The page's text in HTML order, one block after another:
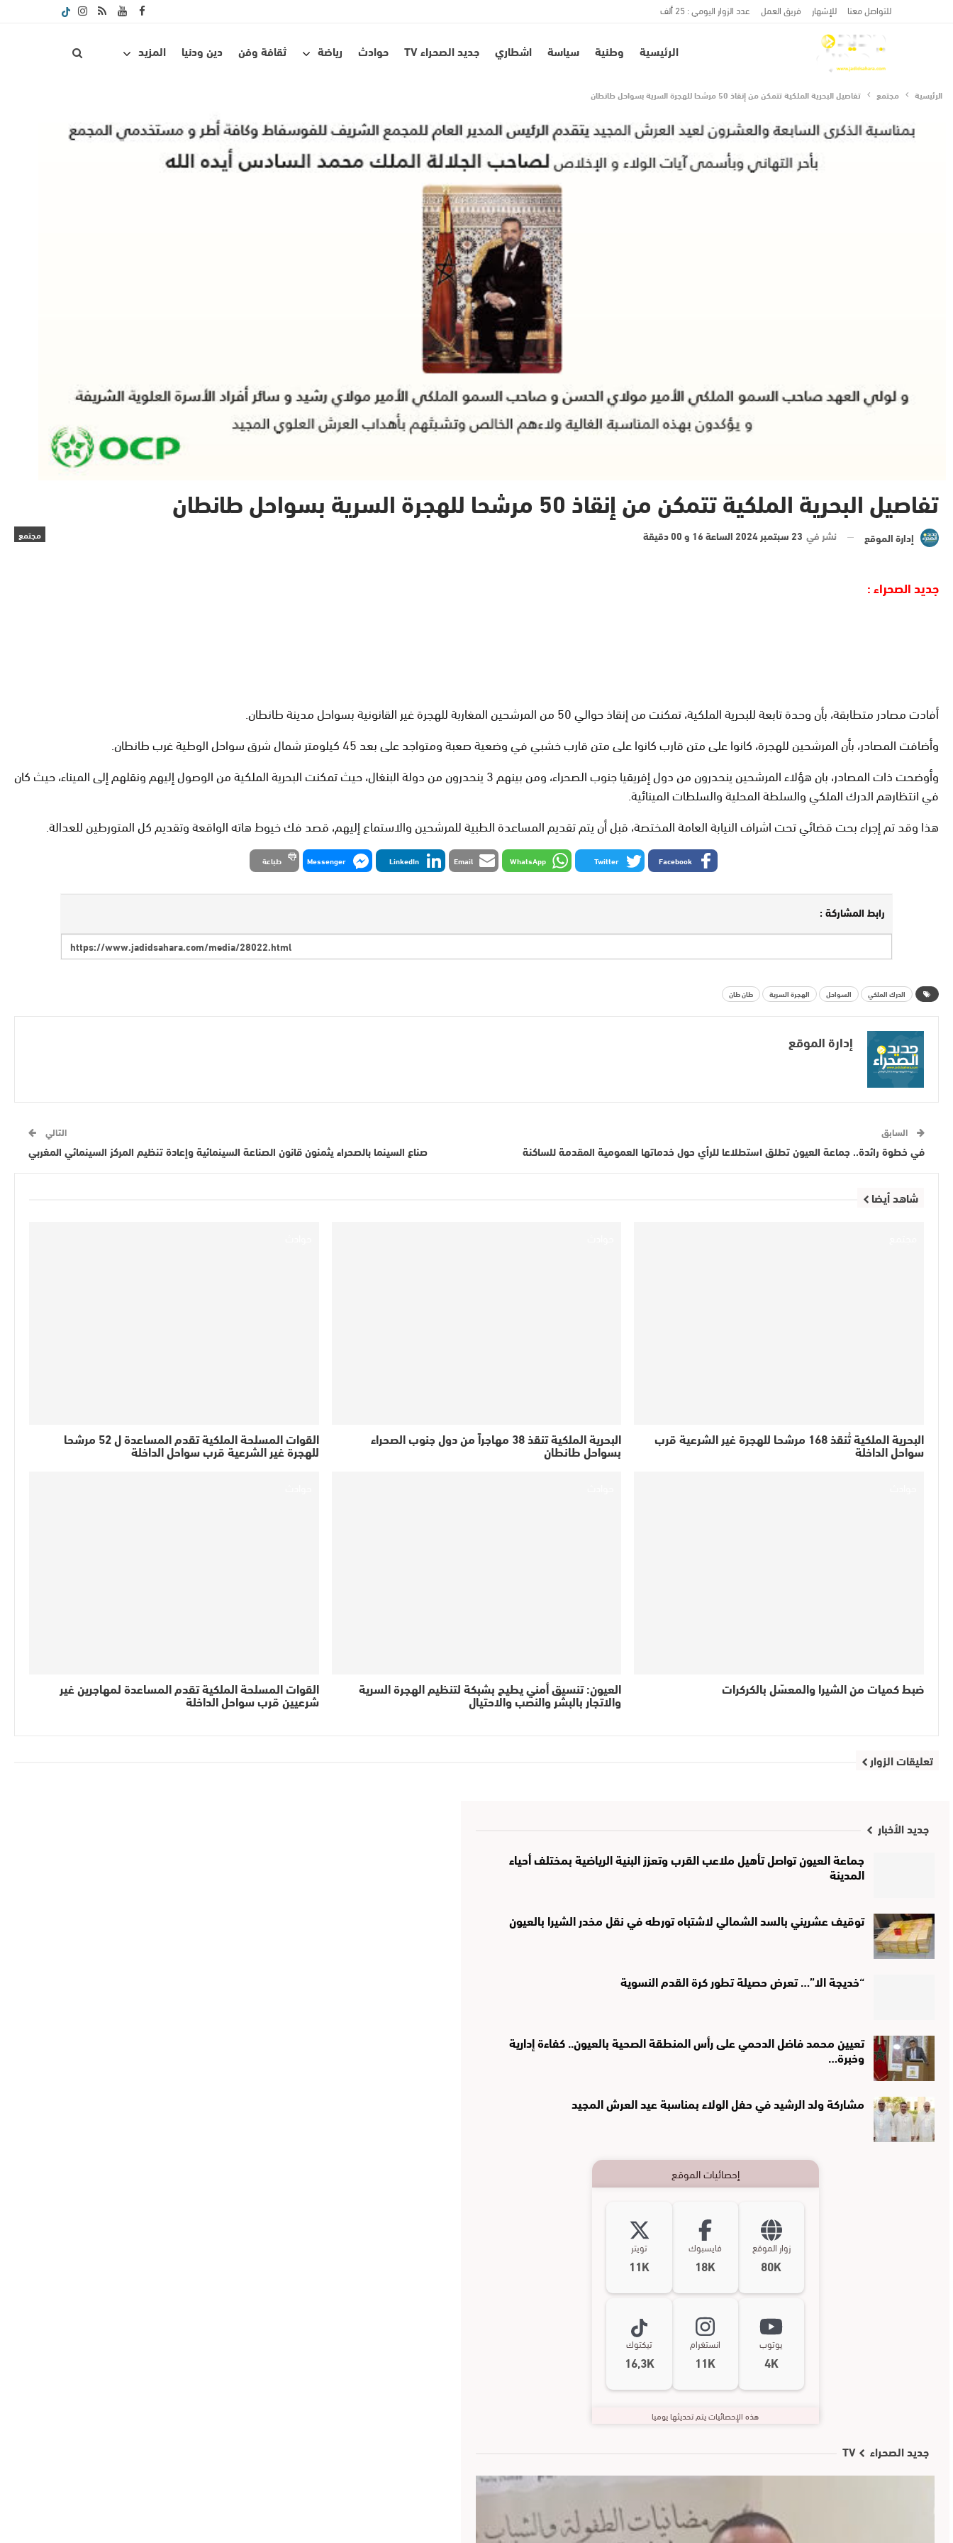
للتواصل معنا للإشهار فريق العمل عدد الزوار اليومي : 25 ألف
الرئيسية وطنية سياسة اشطاري جديد الصحراء TV حوادث رياضة ثقافة وفن دين ودنيا المزيد
الرئيسية مجتمع تفاصيل البحرية الملكية تتمكن من إنقاذ 50 مرشحا للهجرة السرية بسواحل طانطان
تفاصيل البحرية الملكية تتمكن من إنقاذ 50 مرشحا للهجرة السرية بسواحل طانطان
مجتمع إدارة الموقع نشر في 23 سبتمبر 2024 الساعة 16 و 00 دقيقة
جديد الصحراء :
أفادت مصادر متطابقة، بأن وحدة تابعة للبحرية الملكية، تمكنت من إنقاذ حوالي 50 من المرشحين المغاربة للهجرة غير القانونية بسواحل مدينة طانطان.
وأضافت المصادر، بأن المرشحين للهجرة، كانوا على متن قارب كانوا على متن قارب خشبي في وضعية صعبة ومتواجد على بعد 45 كيلومتر شمال شرق سواحل الوطية غرب طانطان.
وأوضحت ذات المصادر، بان هؤلاء المرشحين ينحدرون من دول إفريقيا جنوب الصحراء، ومن بينهم 3 ينحدرون من دولة البنغال، حيث تمكنت البحرية الملكية من الوصول إليهم ونقلهم إلى الميناء، حيث كان
في انتظارهم الدرك الملكي والسلطة المحلية والسلطات المينائية.
هذا وقد تم إجراء بحت قضائي تحت اشراف النيابة العامة المختصة، قبل أن يتم تقديم المساعدة الطبية للمرشحين والاستماع إليهم، قصد فك خيوط هاته الواقعة وتقديم كل المتورطين للعدالة.
Facebook
Twitter
WhatsApp
Email
LinkedIn
Messenger طباعة
رابط المشاركة :
الدرك الملكي السواحل الهجرة السرية طان طان
إدارة الموقع
السابق
في خطوة رائدة.. جماعة العيون تطلق استطلاعا للرأي حول خدماتها العمومية المقدمة للساكنة
التالي
صناع السينما بالصحراء يثمنون قانون الصناعة السينمائية وإعادة تنظيم المركز السينمائي المغربي
شاهد أيضا
البحرية الملكية تُنقذ 168 مرشحا للهجرة غير الشرعية قرب
سواحل الداخلة
البحرية الملكية تنقذ 38 مهاجراً من دول جنوب الصحراء
بسواحل طانطان
القوات المسلحة الملكية تقدم المساعدة ل 52 مرشحا
للهجرة غير الشرعية قرب سواحل الداخلة
ضبط كميات من الشيرا والمعسّل بالكركرات العيون: تنسيق أمني يطيح بشبكة لتنظيم الهجرة السرية
والاتجار بالبشر والنصب والاحتيال
القوات المسلحة الملكية تقدم المساعدة لمهاجرين غير
شرعيين قرب سواحل الداخلة
تعليقات الزوار
جديد الأخبار
جماعة العيون تواصل تأهيل ملاعب القرب وتعزز البنية الرياضية بمختلف أحياء
المدينة
توقيف عشريني بالسد الشمالي لاشتباه تورطه في نقل مخدر الشيرا بالعيون
“خديجة الا”… تعرض حصيلة تطور كرة القدم النسوية
تعيين محمد فاضل الدحمي على رأس المنطقة الصحية بالعيون.. كفاءة إدارية
وخبرة…
مشاركة ولد الرشيد في حفل الولاء بمناسبة عيد العرش المجيد
إحصائيات الموقع
زوار الموقع
80K
فايسبوك
18K
تويتر
11K
يوتوب
4K
انستغرام
11K
تيكتوك
16,3K
هذه الإحصائيات يتم تحديثها يوميا
جديد الصحراء TV